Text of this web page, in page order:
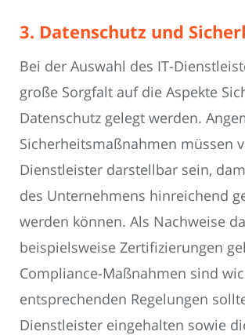
3. Datenschutz und
Bei der Auswahl des IT-
große Sorgfalt auf die Aspekte
Datenschutz gelegt werden.
Sicherheitsmaßnahmen müssen
Dienstleister darstellbar sein,
des Unternehmens hinreichend
werden können. Als Nachweise
beispielsweise Zertifizierungen
Compliance-Maßnahmen sind
entsprechenden Regelungen
Dienstleister eingehalten sowie